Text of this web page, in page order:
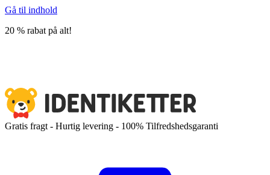
Gå til indhold
20 % rabat på alt!
Gratis fragt - Hurtig levering - 100% Tilfredshedsgaranti